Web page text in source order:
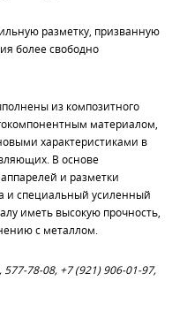
разметку, призванную
более свободно
из композитного
материалом,
характеристиками в
В основе
и разметки
и специальный усиленный
иметь высокую прочность,
с металлом.
78-08, +7 (921) 906-01-97,